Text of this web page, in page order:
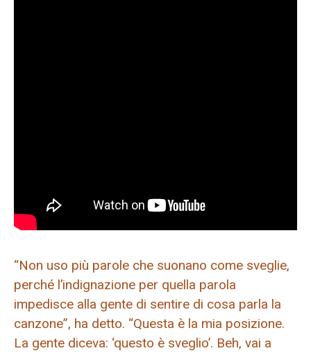
“Non uso più parole che suonano come sveglie,
perché l’indignazione per quella parola
impedisce alla gente di sentire di cosa parla la
canzone”, ha detto. “Questa è la mia posizione.
La gente diceva: ‘questo è sveglio’. Beh, vai a